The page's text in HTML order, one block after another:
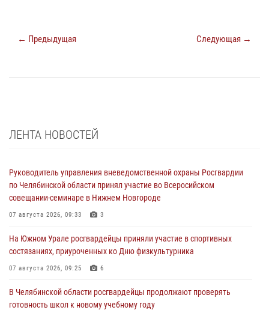
← Предыдущая Следующая →
ЛЕНТА НОВОСТЕЙ
Руководитель управления вневедомственной охраны Росгвардии
по Челябинской области принял участие во Всеросийском
совещании-семинаре в Нижнем Новгороде
07 августа 2026, 09:33 3
На Южном Урале росгвардейцы приняли участие в спортивных
состязаниях, приуроченных ко Дню физкультурника
07 августа 2026, 09:25 6
В Челябинской области росгвардейцы продолжают проверять
готовность школ к новому учебному году